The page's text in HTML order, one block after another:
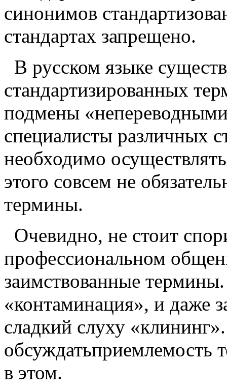
синонимов
стандартах запрещено.
В русском языке
стандартизированных
подмены
специалисты различных
необходимо
этого совсем не
термины.
Очевидно, не стоит
профессиональном
заимствованные
«контаминация», и даже
сладкий слуху
обсуждатьприемлемость
в этом.